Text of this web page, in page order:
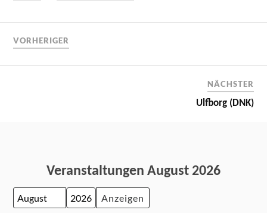
VORHERIGER
NÄCHSTER
Ulfborg (DNK)
Veranstaltungen August 2026
Monat
Jahr